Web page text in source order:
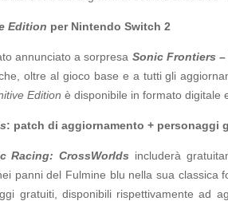
Edition per Nintendo Switch 2
annunciato a sorpresa Sonic Frontiers
oltre al gioco base e a tutti gli
Edition è disponibile in formato digitale
: patch di aggiornamento + personaggi
Racing: CrossWorlds includerà
panni del Fulmine blu nella sua classica
gratuiti, disponibili rispettivamente ad